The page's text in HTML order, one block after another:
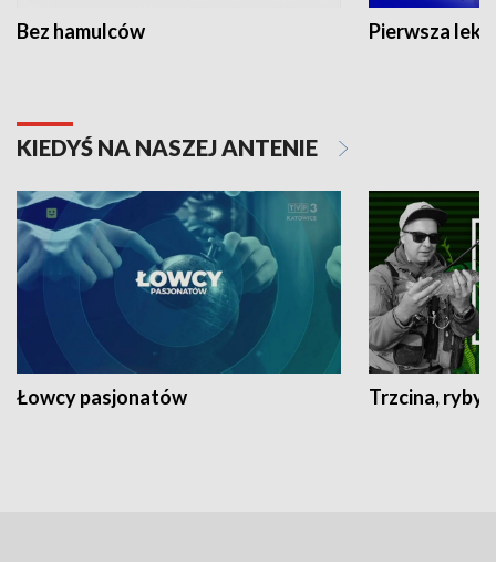
Bez hamulców Pierwsza
KIEDYŚ NA NASZEJ ANTENIE
Łowcy pasjonatów Trzcina, ryby